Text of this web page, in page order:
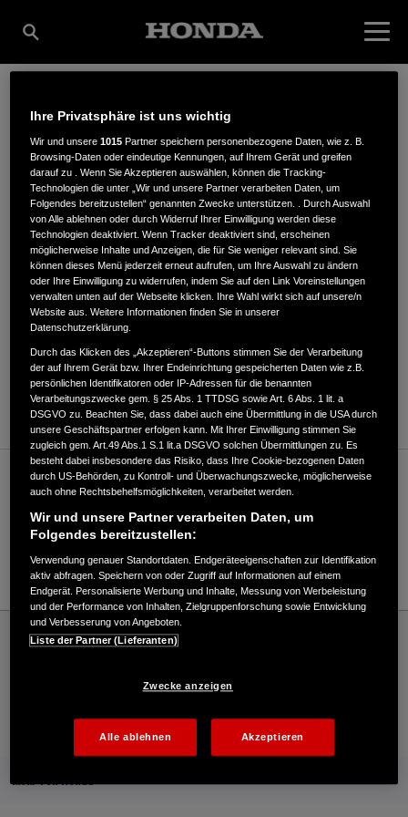
HANS MOTORGERÄTE
GMBH
Anna-Birle Str. 4,55252,Mainz-Kastel
ANFAHRTSBESCHREIBUNG ANFORDERN
WEBSITE
Verkauf / Kundendienst
06134/9498-10
E-Mail
Honda
Schneefräsen
Hans Motorgeräte GmbH - Schneefräsen – Honda - HONDA Deutschland Offizielle
Mehr von Honda
Ihre Privatsphäre ist uns wichtig
Wir und unsere1015 Partner speichern personenbezogene Daten, wie z. B.
Browsing-Daten oder eindeutige Kennungen, auf Ihrem Gerät und greifen
darauf zu . Wenn Sie Akzeptieren auswählen, können die Tracking-
Technologien die unter „Wir und unsere Partner verarbeiten Daten, um
Folgendes bereitzustellen“ genannten Zwecke unterstützen. . Durch Auswahl
von Alle ablehnen oder durch Widerruf Ihrer Einwilligung werden diese
Technologien deaktiviert. Wenn Tracker deaktiviert sind, erscheinen
möglicherweise Inhalte und Anzeigen, die für Sie weniger relevant sind. Sie
können dieses Menü jederzeit erneut aufrufen, um Ihre Auswahl zu ändern
oder Ihre Einwilligung zu widerrufen, indem Sie auf den Link Voreinstellungen
verwalten unten auf der Webseite klicken. Ihre Wahl wirkt sich auf unsere/n
Website aus. Weitere Informationen finden Sie in unserer
Datenschutzerklärung.
Durch das Klicken des „Akzeptieren“-Buttons stimmen Sie der Verarbeitung
der auf Ihrem Gerät bzw. Ihrer Endeinrichtung gespeicherten Daten wie z.B.
persönlichen Identifikatoren oder IP-Adressen für die benannten
Verarbeitungszwecke gem. § 25 Abs. 1 TTDSG sowie Art. 6 Abs. 1 lit. a
DSGVO zu. Beachten Sie, dass dabei auch eine Übermittlung in die USA durch
unsere Geschäftspartner erfolgen kann. Mit Ihrer Einwilligung stimmen Sie
zugleich gem. Art.49 Abs.1 S.1 lit.a DSGVO solchen Übermittlungen zu. Es
besteht dabei insbesondere das Risiko, dass Ihre Cookie-bezogenen Daten
durch US-Behörden, zu Kontroll- und Überwachungszwecke, möglicherweise
auch ohne Rechtsbehelfsmöglichkeiten, verarbeitet werden.
Wir und unsere Partner verarbeiten Daten, um
Folgendes bereitzustellen:
Verwendung genauer Standortdaten. Endgeräteeigenschaften zur Identifikation
aktiv abfragen. Speichern von oder Zugriff auf Informationen auf einem
Endgerät. Personalisierte Werbung und Inhalte, Messung von Werbeleistung
und der Performance von Inhalten, Zielgruppenforschung sowie Entwicklung
und Verbesserung von Angeboten.
Liste der Partner (Lieferanten)
Zwecke anzeigen
Alle ablehnen Akzeptieren